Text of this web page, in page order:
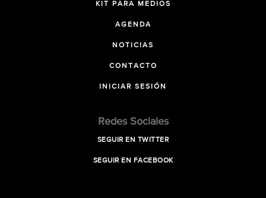
KIT PARA MEDIOS
AGENDA
NOTICIAS
CONTACTO
INICIAR SESIÓN
Redes Sociales
SEGUIR EN TWITTER
SEGUIR EN FACEBOOK